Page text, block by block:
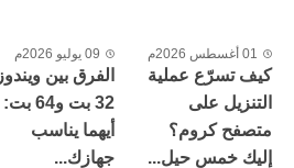
01 أغسطس 2026م
كيف تسرّع عملية
التنزيل على
متصفح كروم؟
إليك خمس حيل...
09 يوليو 2026م
الفرق بين ويندوز
32 بت و64 بت:
أيهما يناسب
جهازك...